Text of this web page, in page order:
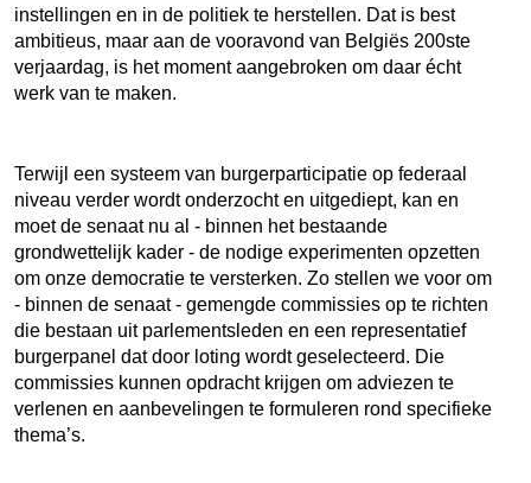
instellingen en in de politiek te herstellen. Dat is best
ambitieus, maar aan de vooravond van Belgiës 200ste
verjaardag, is het moment aangebroken om daar écht
werk van te maken.
Terwijl een systeem van burgerparticipatie op federaal
niveau verder wordt onderzocht en uitgediept, kan en
moet de senaat nu al - binnen het bestaande
grondwettelijk kader - de nodige experimenten opzetten
om onze democratie te versterken. Zo stellen we voor om
- binnen de senaat - gemengde commissies op te richten
die bestaan uit parlementsleden en een representatief
burgerpanel dat door loting wordt geselecteerd. Die
commissies kunnen opdracht krijgen om adviezen te
verlenen en aanbevelingen te formuleren rond specifieke
thema’s.